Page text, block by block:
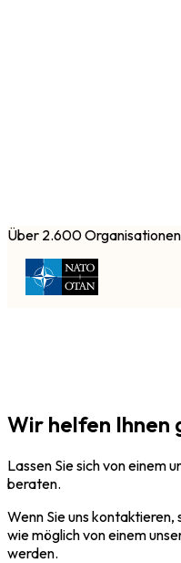
Über 2.600
Wir helfen Ihnen
Lassen Sie sich von einem
beraten.
Wenn Sie uns kontaktieren,
wie möglich von einem
werden.